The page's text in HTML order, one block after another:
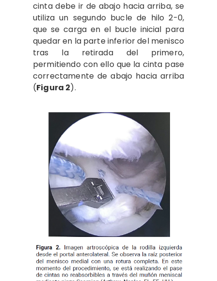
cinta debe ir de abajo hacia arriba, se
utiliza un segundo bucle de hilo 2-0,
que se carga en el bucle inicial para
quedar en la parte inferior del menisco
tras la retirada del primero,
permitiendo con ello que la cinta pase
correctamente de abajo hacia arriba
(Figura 2).